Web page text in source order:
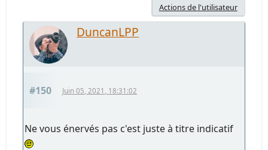
Actions de l'utilisateur
DuncanLPP
#150 Juin 05, 2021, 18:31:02
Ne vous énervés pas c'est juste à titre indicatif